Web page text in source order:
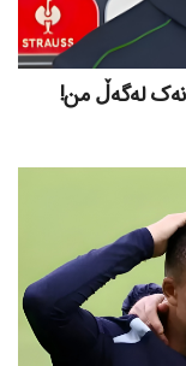
نەک لەگەڵ من!